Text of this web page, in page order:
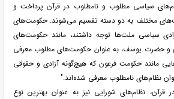
سیاسی مطلوب و نامطلوب در قرآن پرداخت و
مختلف به دو دسته تقسیم می‌شوند. حکومت‌های
سیاسی ملت‌ها توجه داشتند، مانند حکومت‌های
حضرت یوسف، به عنوان حکومت‌های مطلوب معرفی
مانند حکومت فرعون که هیچ‌گونه آزادی و حقوقی
نظام‌های نامطلوب معرفی شده‌اند."
قرآن، نظام‌های شورایی نیز به عنوان بهترین نوع